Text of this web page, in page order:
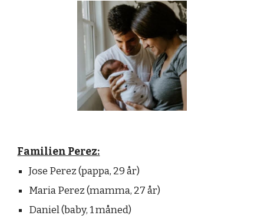
Familien Perez:
Jose Perez (pappa, 29 år)
Maria Perez (mamma, 27 år)
Daniel (baby, 1 måned)